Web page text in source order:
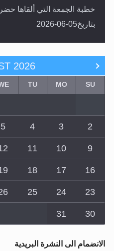
خطبة الجمعة التي ألقاها
بتاريخ05-06-2026
2026
SU
MO
TU
2
3
4
5
9
10
11
16
17
18
23
24
25
30
31
الانضمام الى النشرة البريدية